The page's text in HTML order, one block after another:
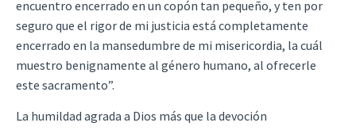
encuentro encerrado en un copón tan pequeño, y ten por
seguro que el rigor de mi justicia está completamente
encerrado en la mansedumbre de mi misericordia, la cuál
muestro benignamente al género humano, al ofrecerle
este sacramento”.
La humildad agrada a Dios más que la devoción